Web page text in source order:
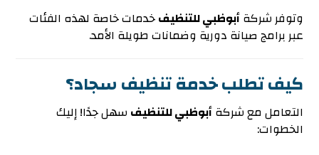
وتوفر شركةأبوظبي للتنظيفخدمات خاصة لهذه الفئات
عبر برامج صيانة دورية وضمانات طويلة الأمد.
كيف تطلب خدمة تنظيف سجاد؟
التعامل مع شركةأبوظبي للتنظيف سهل جدًا! إليك
الخطوات: